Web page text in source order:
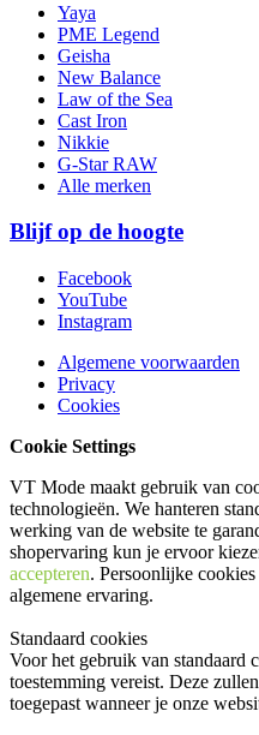
Yaya
PME Legend
Geisha
New Balance
Law of the Sea
Cast Iron
Nikkie
G-Star RAW
Alle merken
Blijf op de hoogte
Facebook
YouTube
Instagram
Algemene voorwaarden
Privacy
Cookies
Cookie Settings
VT Mode maakt gebruik van
technologieën. We hanteren
werking van de website te
shopervaring kun je ervoor
accepteren. Persoonlijke
algemene ervaring.
Standaard cookies
Voor het gebruik van standaard
toestemming vereist. Deze
toegepast wanneer je onze